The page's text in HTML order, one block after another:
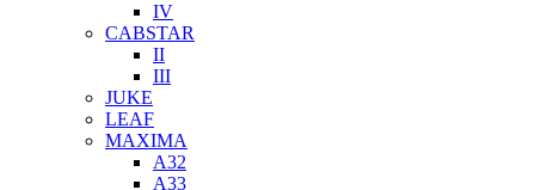
IV
CABSTAR
II
III
JUKE
LEAF
MAXIMA
A32
A33